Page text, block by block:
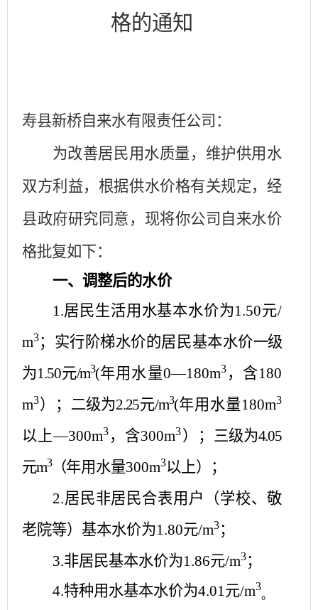
格的通知
寿县新桥自来水有限责任公司：
为改善居民用水质量，维护供用水
双方利益，根据供水价格有关规定，经
县政府研究同意，现将你公司自来水价
格批复如下：
一、调整后的水价
1.居民生活用水基本水价为1.50元/
m3；实行阶梯水价的居民基本水价一级
为1.50元/m3(年用水量0—180m3，含180
m3）； 二级为2.25元/m3(年用水量180m3
以上—300m3 ，含300m3 ）； 三级为4.05
元m3（年用水量300m3以上）
；
2.居民非居民合表用户（学校、敬
老院等）基本水价为1.80元/m3；
3.非居民基本水价为1.86元/m3；
4.特种用水基本水价为4.01元/m3
。